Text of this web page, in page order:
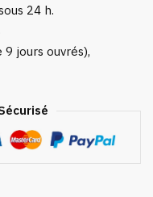
24 h.
9 jours ouvrés),